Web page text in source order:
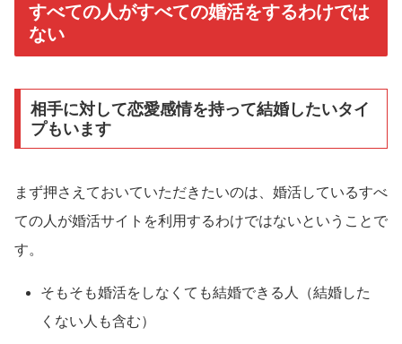
すべての人がすべての婚活をするわけでは
ない
相手に対して恋愛感情を持って結婚したいタイ
プもいます
まず押さえておいていただきたいのは、婚活しているすべ
ての人が婚活サイトを利用するわけではないということで
す。
そもそも婚活をしなくても結婚できる人（結婚した
くない人も含む）